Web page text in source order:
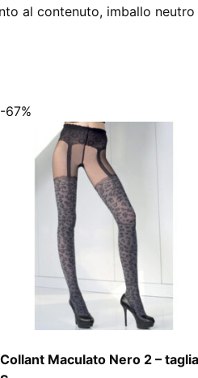
al contenuto, imballo
-67%
Collant Maculato Nero 2 – taglia